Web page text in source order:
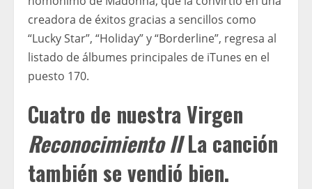
creadora de éxitos gracias a sencillos como
“Lucky Star”, “Holiday” y “Borderline”, regresa al
listado de álbumes principales de iTunes en el
puesto 170.
Cuatro de nuestra Virgen
Reconocimiento IILa canción
también se vendió bien.